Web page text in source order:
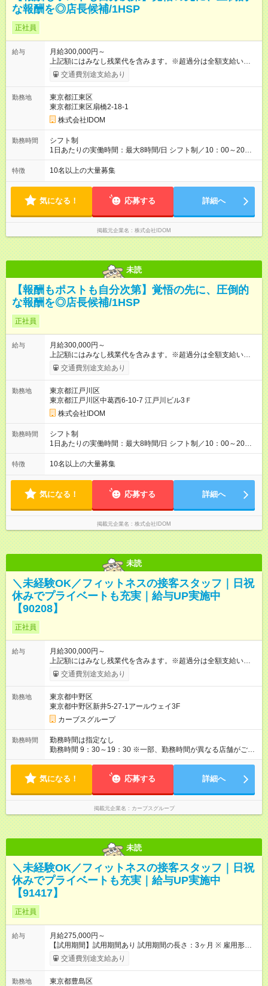
な報酬を◎店長候補/1HSP
正社員
給与
月給300,000円～
上記額にはみなし残業代を含みます。※超過分は全額支給いたし
ます。 みなし残業代 38,266円 以上／月 みなし残業時間 20時間
／月 ◎インセンティブ＋賞与あり！ ◎前職給与・経験を考慮
年1回 ★能力給査定年3回 ★賞与年2回／平均3ヶ月分 ★インセン
ティブ（毎月支給／年平均支給額：90万円） ★管理職昇格後：
月収目安55万円、年収650万円～1000万円前後 ＝キャリアアッ
プも応援！＝ 若手のうちから、様々なキャリアにチャレンジで
きるのも当社ならでは。1年後に店長になったメンバーもいま
す。 【試用期間】試用期間あり 試用期間の長さ：4ヶ月 雇用形
選べる＝ 『ストアプロ制度』では、業務委託契約を結び、店舗
運営を行なう新しい働き方。独立するわけではないので、正社
員としての雇用は引き続き守られますし、毎月固定給も支給。
リスクを抑えながら、より大きな裁量をもって店舗運営を手掛
けられます。
交通費別途支給あり
勤務地
東京都江東区
東京都江東区扇橋2-18-1
株式会社IDOM
勤務時間
シフト制
1日あたりの実働時間：最大8時間/日 シフト制／10：00～20：
00 ★月の平均残業時間は14.5時間！ 「閉店当番制の導入」「小
型店での定休日の設定」「夜9時以降の社内チャット使用禁止」
す！今後も前向きに働けるよう、環境を整えていくのでご安心
ください。
特徴 10名以上の大量募集
気になる！ 応募する 詳細へ
掲載元企業名 株式会社IDOM
未読
【報酬もポストも自分次第】覚悟の先に、圧倒的
な報酬を◎店長候補/1HSP
正社員
給与
月給300,000円～
上記額にはみなし残業代を含みます。※超過分は全額支給いたし
ます。 みなし残業代 38,266円 以上／月 みなし残業時間 20時間
／月 ◎インセンティブ＋賞与あり！ ◎前職給与・経験を考慮
年1回 ★能力給査定年3回 ★賞与年2回／平均3ヶ月分 ★インセン
ティブ（毎月支給／年平均支給額：90万円） ★管理職昇格後：
月収目安55万円、年収650万円～1000万円前後 ＝キャリアアッ
プも応援！＝ 若手のうちから、様々なキャリアにチャレンジで
きるのも当社ならでは。1年後に店長になったメンバーもいま
す。 【試用期間】試用期間あり 試用期間の長さ：4ヶ月 雇用形
選べる＝ 『ストアプロ制度』では、業務委託契約を結び、店舗
運営を行なう新しい働き方。独立するわけではないので、正社
員としての雇用は引き続き守られますし、毎月固定給も支給。
リスクを抑えながら、より大きな裁量をもって店舗運営を手掛
けられます。
交通費別途支給あり
勤務地
東京都江戸川区
東京都江戸川区中葛西6-10-7 江戸川ビル3Ｆ
株式会社IDOM
勤務時間
シフト制
1日あたりの実働時間：最大8時間/日 シフト制／10：00～20：
00 ★月の平均残業時間は14.5時間！ 「閉店当番制の導入」「小
型店での定休日の設定」「夜9時以降の社内チャット使用禁止」
す！今後も前向きに働けるよう、環境を整えていくのでご安心
ください。
特徴 10名以上の大量募集
気になる！ 応募する 詳細へ
掲載元企業名 株式会社IDOM
未読
＼未経験OK／フィットネスの接客スタッフ｜日祝
休みでプライベートも充実｜給与UP実施中
【90208】
正社員
給与
月給300,000円～
上記額にはみなし残業代を含みます。※超過分は全額支給いたし
ます。 みなし残業代 42,190円／月 みなし残業時間 25時間／月
【試用期間】試用期間あり 試用期間の長さ：6ヶ月 ※ 雇用形態
用時と同じです。 給与：月給 260,000円以上
交通費別途支給あり
勤務地
東京都中野区
東京都中野区新井5-27-1アールウェイ3F
カーブスグループ
勤務時間
勤務時間は指定なし
勤務時間 9：30～19：30 ※一部、勤務時間が異なる店舗がござ
います。 ＜営業時間＞ 平日／10：00～13：00、15：00～19：
深夜シフトはありません）
気になる！ 応募する 詳細へ
掲載元企業名 カーブスグループ
未読
＼未経験OK／フィットネスの接客スタッフ｜日祝
休みでプライベートも充実｜給与UP実施中
【91417】
正社員
給与
月給275,000円～
【試用期間】試用期間あり 試用期間の長さ：3ヶ月 ※ 雇用形態
と給与に、本採用時と異なる部分があります。 雇用形態：本採
用時と同じです。 給与：月給 245,000円以上
交通費別途支給あり
勤務地
東京都豊島区